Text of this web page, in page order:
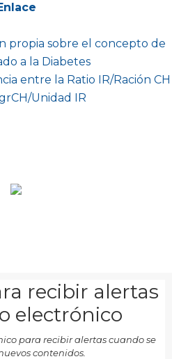
propia sobre el concepto de
a la Diabetes
entre la Ratio IR/Ración CH
Unidad IR
recibir alertas
electrónico
para recibir alertas cuando se
contenidos.